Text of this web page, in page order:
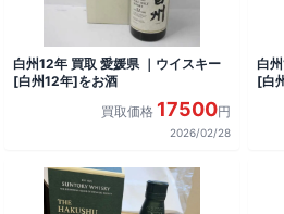
白州12年 買取 愛媛県 ｜ウイスキー
[白州12年]をお酒
買取価格 17500円
2026/02/28
白
[白